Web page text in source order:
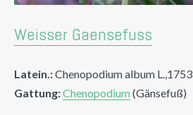
Weisser Gaensefuss
Latein.:Chenopodium album L.,1753
Gattung:Chenopodium (Gänsefuß)